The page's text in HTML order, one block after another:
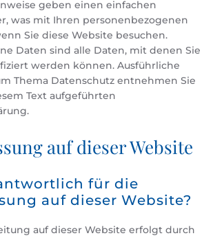
geben einen einfachen
was mit Ihren personenbezogenen
Sie diese Website besuchen.
Daten sind alle Daten, mit denen Sie
werden können. Ausführliche
Thema Datenschutz entnehmen Sie
Text aufgeführten
auf dieser Website
für die
auf dieser Website?
auf dieser Website erfolgt durch